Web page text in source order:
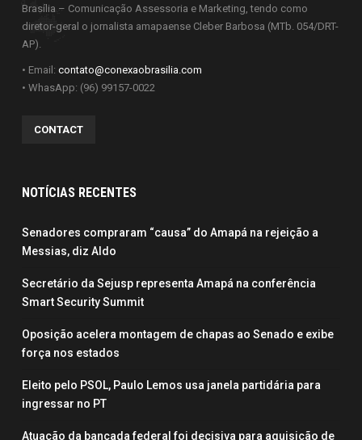
Brasília – Comunicação Assessoria e Marketing, tendo como
diretor-geral o jornalista amapaense Cleber Barbosa (MTb. 054/DRT-
AP).
• Email: contato@conexaobrasilia.com
• WhasApp: (96) 99157-0022
CONTACT
NOTÍCIAS RECENTES
Senadores compraram “causa” do Amapá na rejeição a
Messias, diz Aldo
Secretário da Sejusp representa Amapá na conferência
Smart Security Summit
Oposição acelera montagem de chapas ao Senado e exibe
força nos estados
Eleito pelo PSOL, Paulo Lemos usa janela partidária para
ingressar no PT
Atuação da bancada federal foi decisiva para aquisição de